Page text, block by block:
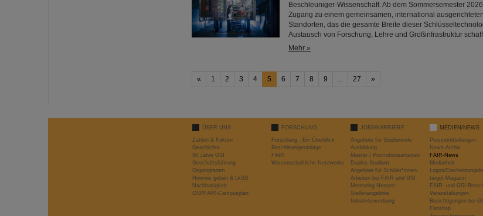
Beschleuniger-Wissenschaft. Ab dem Sommersemester
Zugang zu einem gemeinsamen, international
Standorten, das die gesamte Breite dieser
Austausch von Forschung, Lehre und Großinfrastruktur
Mehr »
« 1 2 3 4 5 6 7 8 9 ... 27 »
ÜBER UNS
Zahlen & Fakten
Geschichte
50 Jahre GSI
Geschäftsführung
Organigramm
Hinweis geben & LkSG
Nachhaltigkeit
GSI/FAIR-Campusplan
FORSCHUNG
Forschung - Ein Überblick
Beschleunigeranlage
FAIR
Wissenschaftliche Netzwerke
JOBS/KARRIERE
Angebote für Studierende
Ausbildung
Master / Promotionsarbeiten
Duales Studium
Angebote für Schüler*innen
Arbeiten bei FAIR und GSI
Mentoring Hessen
Stellenangebote
Initiativbewerbung
MEDIEN/NEWS
Pressemitteilungen
News-Archiv
FAIR-News
Mediathek
Logos/
target-Magazin
FAIR- und GSI-
Veranstaltungen
Besichtigungen bei
Fanshop